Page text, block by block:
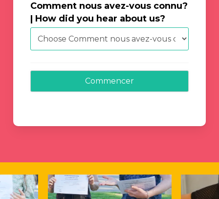
Comment nous avez-vous connu?
| How did you hear about us?
Commencer